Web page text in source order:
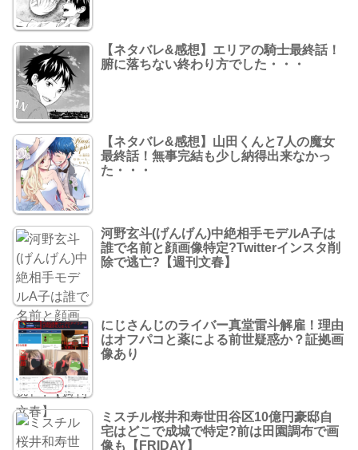
【ネタバレ&感想】エリアの騎士最終話！
腑に落ちない終わり方でした・・・
【ネタバレ&感想】山田くんと7人の魔女
最終話！無事完結も少し納得出来なかっ
た・・・
河野玄斗(げんげん)中絶相手モデルA子は
誰で名前と顔画像特定?Twitterインスタ削
除で逃亡?【週刊文春】
にじさんじのライバー真堂雷斗解雇！理由
はオフパコと薬による前世疑惑か？証拠画
像あり
ミスチル桜井和寿世田谷区10億円豪邸自
宅はどこで成城で特定?前は田園調布で画
像も【FRIDAY】